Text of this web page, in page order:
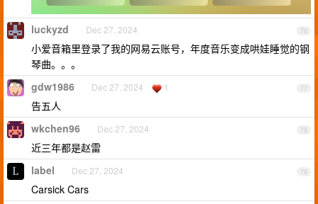
76
luckyzd Dec 27, 2024
小爱音箱里登录了我的网易云账号，年度音乐变成哄娃睡觉的钢
琴曲。。。
77
gdw1986 Dec 27, 2024 1
告五人
78
wkchen96 Dec 27, 2024
近三年都是赵雷
79
label Dec 27, 2024
Carsick Cars